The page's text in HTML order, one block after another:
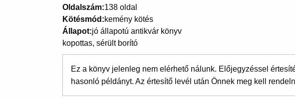
Oldalszám 138 oldal
Kötésmód kemény kötés
Állapot jó állapotú antikvár könyv
kopottas, sérült borító
Ez a könyv jelenleg nem elérhető nálunk. Előjegyzéssel
hasonló példányt. Az értesítő levél után Önnek meg kell